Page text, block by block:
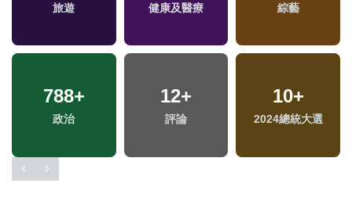
旅遊 健康及醫療 綜藝
788+
政治
12+
評論
10+
2024總統大選